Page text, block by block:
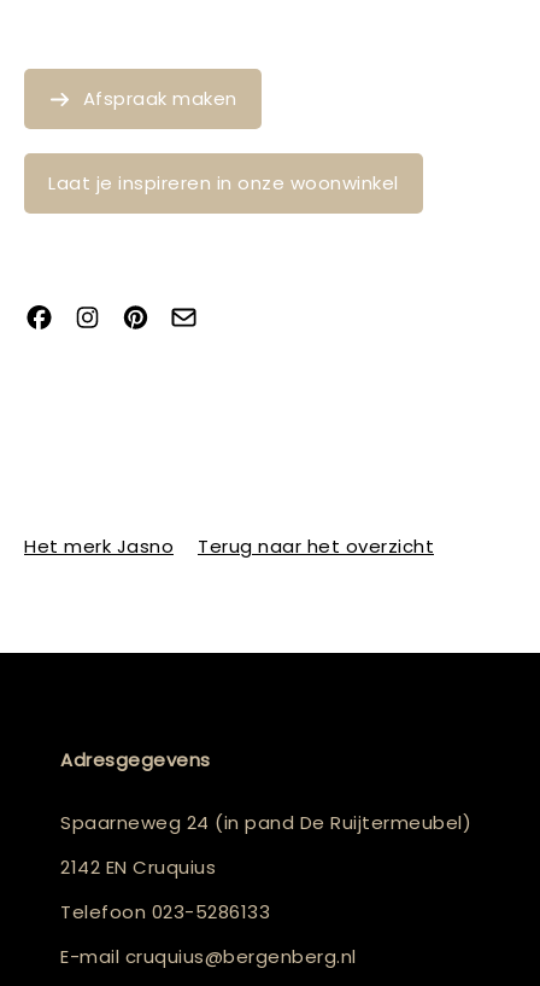
Afspraak maken
Laat je inspireren in onze woonwinkel
Het merk Jasno Terug naar het overzicht
Adresgegevens
Spaarneweg 24 (in pand De Ruijtermeubel)
2142 EN Cruquius
Telefoon 023-5286133
E-mail cruquius@bergenberg.nl